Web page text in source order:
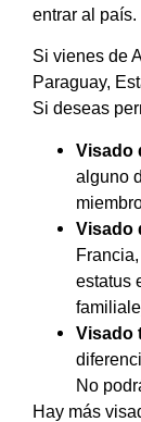
entrar al país.
Si vienes de
Paraguay,
Si deseas
Visado
alguno
Visado
estatus
Visado
No
Hay más